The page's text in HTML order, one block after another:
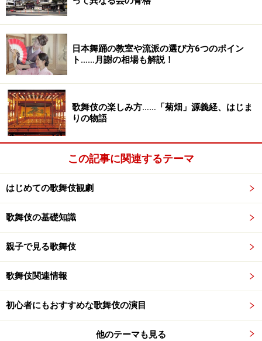
てきます。新三が、材木商の娘をかどわかして身の代に
得した値段が三十両。芝居の中ではさらにこれを強欲な
大家さんの策にだまされて最後には十三両しか手に入り
また劇中で初鰹（江戸っ子は初物を珍重したので常識で
は考えられない値段になります）を三分（さんぶ）とい
う値段で手に入れます。同じ長屋の住人がこの値段を聞
いて、自分なら新しい着物でも仕立てるところだと驚き
「与話情浮名横櫛
す)と主人公の与三郎(よさぶろう)がとある家にタカリに
出かけてゆきます。ここで初めに「二朱(にしゅ)」とい
う金額を手渡され蝙蝠安が「なめるな！」と激高しま
す。
日本舞踊の教室や流派の選び方6つのポイン
ト……月謝の相場も解説！
歌舞伎の楽しみ方……「菊畑」源義経、はじま
りの物語
この記事に関連するテーマ
はじめての歌舞伎観劇
歌舞伎の基礎知識
親子で見る歌舞伎
歌舞伎関連情報
初心者にもおすすめな歌舞伎の演目
他のテーマも見る